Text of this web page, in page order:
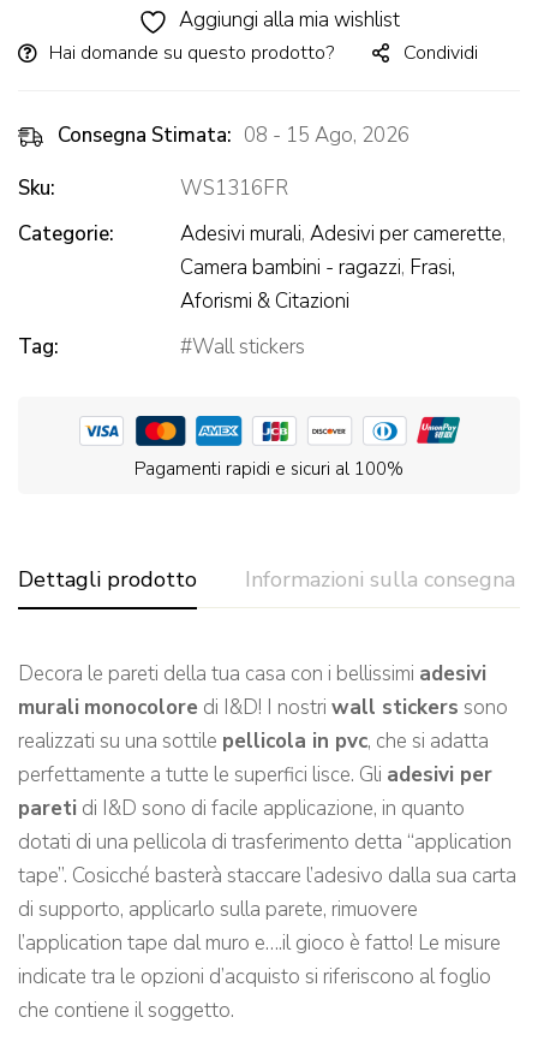
Aggiungi alla mia wishlist
Hai domande su questo prodotto? Condividi
Consegna Stimata: 08 - 15 Ago, 2026
Sku:
WS1316FR
Categorie:
Adesivi murali, Adesivi per camerette,
Camera bambini - ragazzi, Frasi,
Aforismi & Citazioni
Tag:
Wall stickers
Pagamenti rapidi e sicuri al 100%
Dettagli prodotto Informazioni sulla consegna
Decora le pareti della tua casa con i bellissimi adesivi
murali monocolore di I&D! I nostri wall stickers sono
realizzati su una sottile pellicola in pvc, che si adatta
perfettamente a tutte le superfici lisce. Gli adesivi per
pareti di I&D sono di facile applicazione, in quanto
dotati di una pellicola di trasferimento detta “application
tape”. Cosicché basterà staccare l’adesivo dalla sua carta
di supporto, applicarlo sulla parete, rimuovere
l’application tape dal muro e….il gioco è fatto! Le misure
indicate tra le opzioni d’acquisto si riferiscono al foglio
che contiene il soggetto.